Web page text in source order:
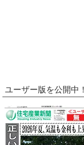
ユーザー版を公開中！